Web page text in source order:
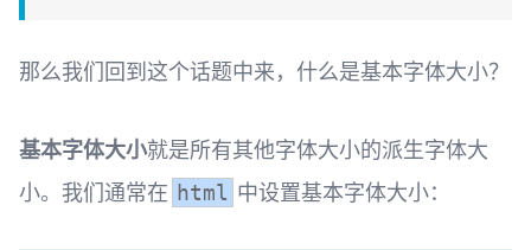
那么我们回到这个话题中来，什么是基本字体大小？
基本字体大小就是所有其他字体大小的派生字体大
小。我们通常在 html 中设置基本字体大小：